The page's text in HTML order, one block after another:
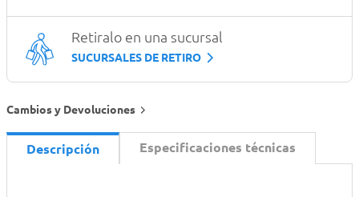
Retiralo en una sucursal
SUCURSALES DE RETIRO
Cambios y Devoluciones
Descripción Especificaciones técnicas